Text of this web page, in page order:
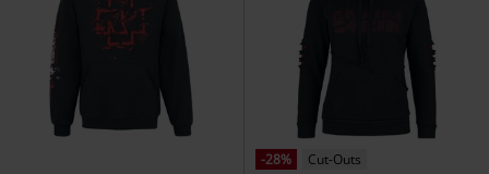
-28%
Cut-Outs